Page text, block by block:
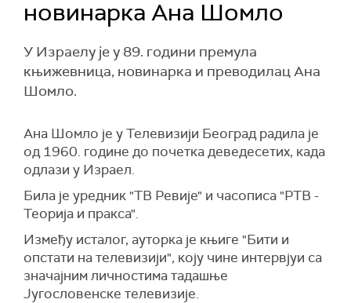
новинарка Ана Шомло
У Израелу је у 89. години премула
књижевница, новинарка и преводилац Ана
Шомло.
Ана Шомло је у Телевизији Београд радила је
од 1960. године до почетка деведесетих, када
одлази у Израел.
Била је уредник "ТВ Ревије" и часописа "РТВ -
Теорија и пракса".
Између исталог, ауторка је књиге "Бити и
опстати на телевизији", коју чине интервјуи са
значајним личностима тадашње
Југословенске телевизије.